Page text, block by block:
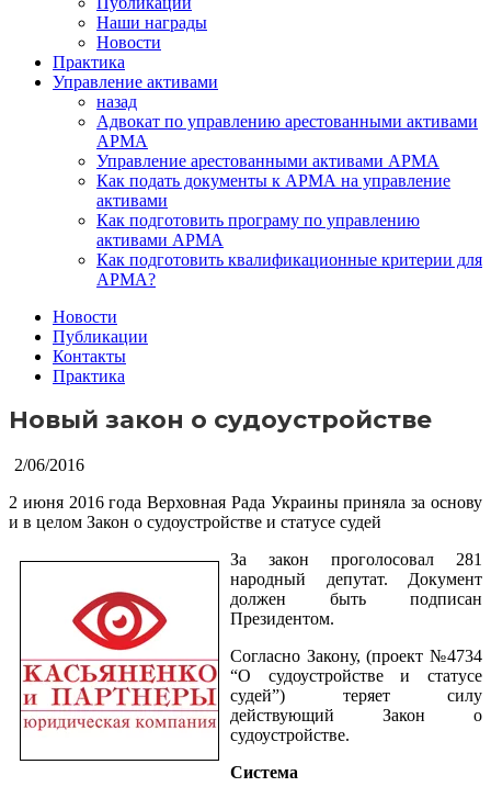
Наши награды
Новости
Практика
Управление активами
назад
Адвокат по управлению арестованными активами
АРМА
Управление арестованными активами АРМА
Как подать документы к АРМА на управление
активами
Как подготовить програму по управлению
активами АРМА
Как подготовить квалификационные критерии для
АРМА?
Новости
Публикации
Контакты
Практика
Новый закон о судоустройстве
2/06/2016
2 июня 2016 года Верховная Рада Украины приняла за основу
и в целом Закон о судоустройстве и статусе судей
За закон проголосовал 281
народный депутат. Документ
должен быть подписан
Президентом.
Согласно Закону, (проект №4734
“О судоустройстве и статусе
судей”) теряет силу
действующий Закон о
судоустройстве.
Система